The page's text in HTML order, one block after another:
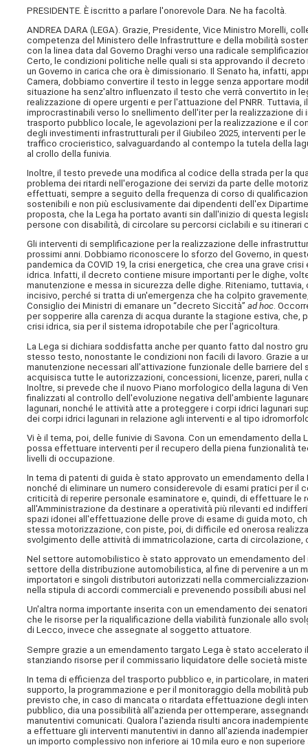
PRESIDENTE. È iscritto a parlare l'onorevole Dara. Ne ha facoltà.
ANDREA DARA (LEGA). Grazie, Presidente, Vice Ministro Morelli,
competenza del Ministero delle Infrastrutture e della mobilità
con la linea data dal Governo Draghi verso una radicale
Certo, le condizioni politiche nelle quali si sta approvando il
un Governo in carica che ora è dimissionario. Il Senato ha, infatti,
Camera, dobbiamo convertire il testo in legge senza apportare
situazione ha senz'altro influenzato il testo che verrà convertito in
realizzazione di opere urgenti e per l'attuazione del PNRR.
improcrastinabili verso lo snellimento dell'iter per la realizzazione
trasporto pubblico locale, le agevolazioni per la realizzazione e il
degli investimenti infrastrutturali per il Giubileo 2025, interventi per
traffico crocieristico, salvaguardando al contempo la tutela della
al crollo della funivia.
Inoltre, il testo prevede una modifica al codice della strada per la
problema dei ritardi nell'erogazione dei servizi da parte delle
effettuati, sempre a seguito della frequenza di corso di
sostenibili e non più esclusivamente dai dipendenti dell'ex
proposta, che la Lega ha portato avanti sin dall'inizio di questa
persone con disabilità, di circolare su percorsi ciclabili e su itinerari
Gli interventi di semplificazione per la realizzazione delle
prossimi anni. Dobbiamo riconoscere lo sforzo del Governo, in
pandemica da COVID 19, la crisi energetica, che crea una grave
idrica. Infatti, il decreto contiene misure importanti per le dighe,
manutenzione e messa in sicurezza delle dighe. Riteniamo,
incisivo, perché si tratta di un'emergenza che ha colpito
Consiglio dei Ministri di emanare un “decreto Siccità”ad hoc.
per sopperire alla carenza di acqua durante la stagione estiva,
crisi idrica, sia per il sistema idropotabile che per l'agricoltura.
La Lega si dichiara soddisfatta anche per quanto fatto dal nostro
stesso testo, nonostante le condizioni non facili di lavoro. Grazie a
manutenzione necessari all'attivazione funzionale delle barriere
acquisisca tutte le autorizzazioni, concessioni, licenze, pareri,
Inoltre, si prevede che il nuovo Piano morfologico della laguna di
finalizzati al controllo dell'evoluzione negativa dell'ambiente
lagunari, nonché le attività atte a proteggere i corpi idrici lagunari
dei corpi idrici lagunari in relazione agli interventi e al tipo
Vi è il tema, poi, delle funivie di Savona. Con un emendamento
possa effettuare interventi per il recupero della piena funzionalità
livelli di occupazione.
In tema di patenti di guida è stato approvato un emendamento
nonché di eliminare un numero considerevole di esami pratici per
criticità di reperire personale esaminatore e, quindi, di effettuare
all'Amministrazione da destinare a operatività più rilevanti ed
spazi idonei all'effettuazione delle prove di esame di guida moto,
stessa motorizzazione, con piste, poi, di difficile ed onerosa
svolgimento delle attività di immatricolazione, carta di
Nel settore automobilistico è stato approvato un emendamento
settore della distribuzione automobilistica, al fine di pervenire a
importatori e singoli distributori autorizzati nella
nella stipula di accordi commerciali e prevenendo possibili abusi
Un'altra norma importante inserita con un emendamento dei
che le risorse per la riqualificazione della viabilità funzionale allo
di Lecco, invece che assegnate al soggetto attuatore.
Sempre grazie a un emendamento targato Lega è stato
stanziando risorse per il commissario liquidatore delle società
In tema di efficienza del trasporto pubblico e, in particolare, in
supporto, la programmazione e per il monitoraggio della mobilità
previsto che, in caso di mancata o ritardata effettuazione degli
pubblico, dia una possibilità all'azienda per ottemperare,
manutentivi comunicati. Qualora l'azienda risulti ancora
a effettuare gli interventi manutentivi in danno all'azienda
un importo complessivo non inferiore ai 10 mila euro e non superiore